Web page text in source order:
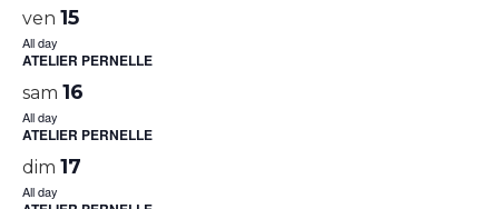
ven 15
All day
ATELIER PERNELLE
sam 16
All day
ATELIER PERNELLE
dim 17
All day